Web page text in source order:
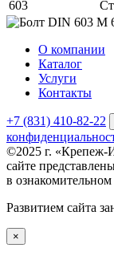
603
О компании
Каталог
Услуги
Контакты
+7 (831) 410-82-22
©2025 г.
сайте
в
Развитием сайта
×